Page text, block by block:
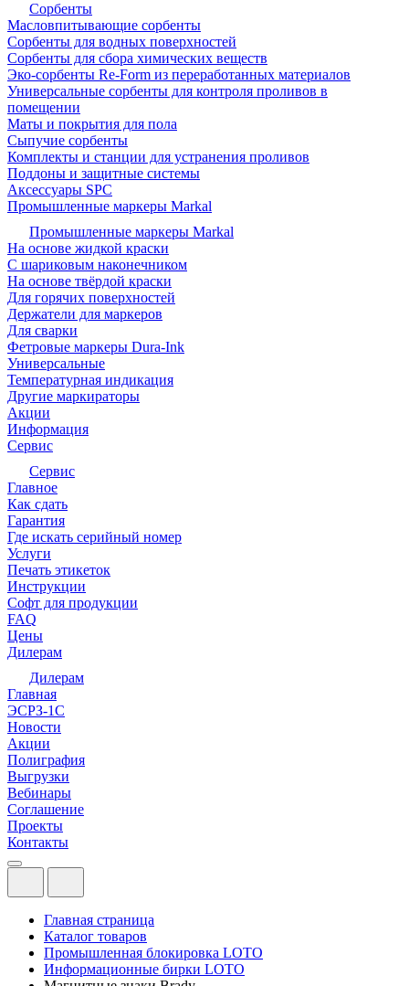
Сорбенты
Масловпитывающие сорбенты
Сорбенты для водных поверхностей
Сорбенты для сбора химических веществ
Эко-сорбенты Re-Form из переработанных материалов
Универсальные сорбенты для контроля проливов в
помещении
Маты и покрытия для пола
Сыпучие сорбенты
Комплекты и станции для устранения проливов
Поддоны и защитные системы
Аксессуары SPC
Промышленные маркеры Markal
Промышленные маркеры Markal
На основе жидкой краски
С шариковым наконечником
На основе твёрдой краски
Для горячих поверхностей
Держатели для маркеров
Для сварки
Фетровые маркеры Dura-Ink
Универсальные
Температурная индикация
Другие маркираторы
Акции
Информация
Сервис
Сервис
Главное
Как сдать
Гарантия
Где искать серийный номер
Услуги
Печать этикеток
Инструкции
Софт для продукции
FAQ
Цены
Дилерам
Дилерам
Главная
ЭСРЗ-1С
Новости
Акции
Полиграфия
Выгрузки
Вебинары
Соглашение
Проекты
Контакты
Главная страница
Каталог товаров
Промышленная блокировка LOTO
Информационные бирки LOTO